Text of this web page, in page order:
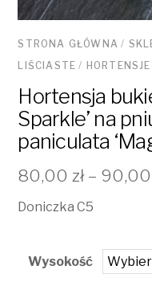
STRONA GŁÓWNA /
LIŚCIASTE / HORTENSJE
Hortensja
Sparkle’ na
paniculata
80,00 zł– 90,00
Doniczka C5
Wysokość